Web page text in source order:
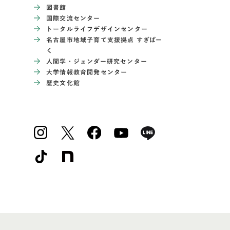
図書館
国際交流センター
トータルライフデザインセンター
名古屋市地域子育て支援拠点 すぎぱー
く
人間学・ジェンダー研究センター
大学情報教育開発センター
歴史文化館